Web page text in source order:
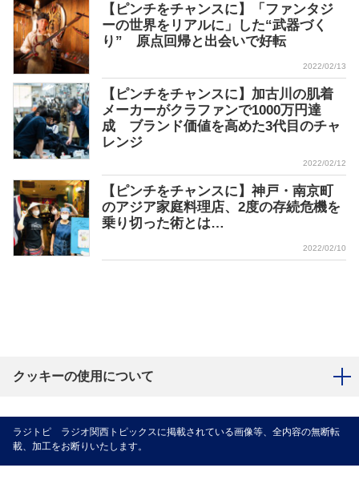
【ピンチをチャンスに】「ファンタジ
ーの世界をリアルに」した“武器づく
り” 原点回帰と出会いで好転
2022/02/13
【ピンチをチャンスに】加古川の肌着
メーカーがクラファンで1000万円達
成 ブランド価値を高めた3代目のチャ
レンジ
2022/02/12
【ピンチをチャンスに】神戸・南京町
のアジア家庭料理店、2度の存続危機を
乗り切った術とは…
2022/02/10
クッキーの使用について
ラジトピ ラジオ関西トピックスに掲載されている画像等、全内容の無断転
載、加工をお断りいたします。